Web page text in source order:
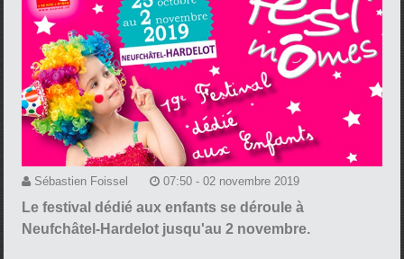
Sébastien Foissel 07:50 - 02 novembre 2019
Le festival dédié aux enfants se déroule à
Neufchâtel-Hardelot jusqu'au 2 novembre.